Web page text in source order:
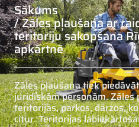
Sākums
/ Zāles pļaušana ar
teritoriju sakopšana
apkārtnē
Zāles pļaušana tiek
juridiskām personām.
teritorijās, parkos, dārzos,
citur. Teritorijas